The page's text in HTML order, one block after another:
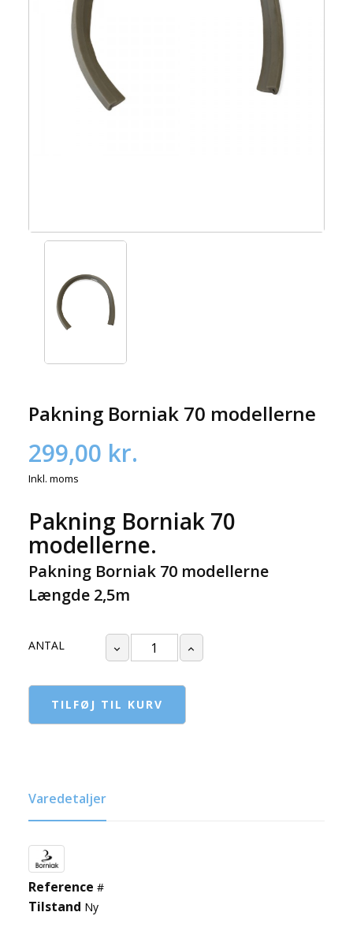
Pakning Borniak 70 modellerne
299,00 kr.
Inkl. moms
Pakning Borniak 70
modellerne.
Pakning Borniak 70 modellerne
Længde 2,5m
ANTAL
TILFØJ TIL KURV
Varedetaljer
Reference #
Tilstand Ny